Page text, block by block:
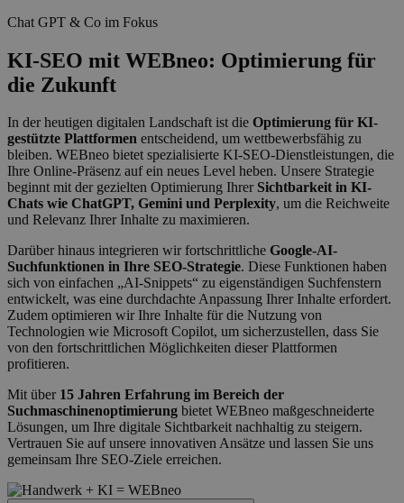
Chat GPT & Co im Fokus
KI-SEO mit WEBneo: Optimierung für
die Zukunft
In der heutigen digitalen Landschaft ist die Optimierung für KI-
gestützte Plattformen entscheidend, um wettbewerbsfähig zu
bleiben. WEBneo bietet spezialisierte KI-SEO-Dienstleistungen, die
Ihre Online-Präsenz auf ein neues Level heben. Unsere Strategie
beginnt mit der gezielten Optimierung Ihrer Sichtbarkeit in KI-
Chats wie ChatGPT, Gemini und Perplexity, um die Reichweite
und Relevanz Ihrer Inhalte zu maximieren.
Darüber hinaus integrieren wir fortschrittliche Google-AI-
Suchfunktionen in Ihre SEO-Strategie. Diese Funktionen haben
sich von einfachen „AI-Snippets“ zu eigenständigen Suchfenstern
entwickelt, was eine durchdachte Anpassung Ihrer Inhalte erfordert.
Zudem optimieren wir Ihre Inhalte für die Nutzung von
Technologien wie Microsoft Copilot, um sicherzustellen, dass Sie
von den fortschrittlichen Möglichkeiten dieser Plattformen
profitieren.
Mit über 15 Jahren Erfahrung im Bereich der
Suchmaschinenoptimierung bietet WEBneo maßgeschneiderte
Lösungen, um Ihre digitale Sichtbarkeit nachhaltig zu steigern.
Vertrauen Sie auf unsere innovativen Ansätze und lassen Sie uns
gemeinsam Ihre SEO-Ziele erreichen.